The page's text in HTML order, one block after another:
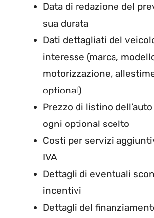
Data di redazione del
sua durata
Dati dettagliati del
interesse (marca,
motorizzazione,
optional)
Prezzo di listino
ogni optional scelto
Costi per servizi
IVA
Dettagli di eventuali
incentivi
Dettagli del